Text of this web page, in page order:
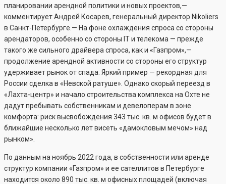
планировании арендной политики и новых проектов,—
комментирует Андрей Косарев, генеральный директор Nikoliers
в Санкт-Петербурге.— На фоне охлаждения спроса со стороны
арендаторов, особенно со стороны IT и телекома — прежде
такого же сильного драйвера спроса, как и «Газпром»,—
продолжение арендной активности со стороны его структур
удерживает рынок от спада. Яркий пример — рекордная для
России сделка в «Невской ратуше». Однако скорый переезд в
«Лахта-центр» и начало строительства комплекса на Охте не
дадут пребывать собственникам и девелоперам в зоне
комфорта: риск высвобождения 343 тыс. кв. м офисов будет в
ближайшие несколько лет висеть «дамокловым мечом» над
рынком».
По данным на ноябрь 2022 года, в собственности или аренде
структур компании «Газпром» и ее сателлитов в Петербурге
находится около 890 тыс. кв. м офисных площадей (включая